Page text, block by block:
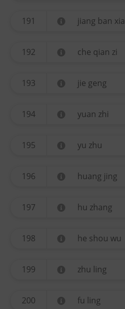
191 jiang ban xia
192 che qian zi
193 jie geng
194 yuan zhi
195 yu zhu
196 huang jing
197 hu zhang
198 he shou wu
199 zhu ling
200 fu ling